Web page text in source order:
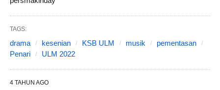
TAGS:
drama kesenian KSB ULM musik
pementasan
Penari
ULM 2022
4 TAHUN AGO